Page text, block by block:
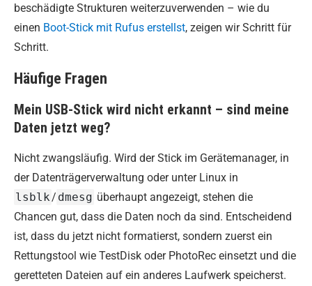
beschädigte Strukturen weiterzuverwenden – wie du
einen Boot-Stick mit Rufus erstellst, zeigen wir Schritt für
Schritt.
Häufige Fragen
Mein USB-Stick wird nicht erkannt – sind meine
Daten jetzt weg?
Nicht zwangsläufig. Wird der Stick im Gerätemanager, in
der Datenträgerverwaltung oder unter Linux in
lsblk / dmesg überhaupt angezeigt, stehen die
Chancen gut, dass die Daten noch da sind. Entscheidend
ist, dass du jetzt nicht formatierst, sondern zuerst ein
Rettungstool wie TestDisk oder PhotoRec einsetzt und die
geretteten Dateien auf ein anderes Laufwerk speicherst.